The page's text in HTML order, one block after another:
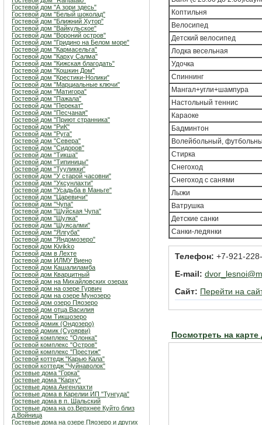
Гостевой дом "А зори здесь"
Гостевой дом "Белый шоколад"
Гостевой дом "Ближний Хутор"
Гостевой дом "Вайкульское"
Гостевой дом "Вороний остров"
Гостевой дом "Гридино на Белом море"
Гостевой дом "Кармасельга"
Гостевой дом "Карху Салма"
Гостевой дом "Кижская благодать"
Гостевой дом "Кошкин Дом"
Гостевой дом "Крестики-Нолики"
Гостевой дом "Марциальные ключи"
Гостевой дом "Матигора"
Гостевой дом "Пажала"
Гостевой дом "Перекат"
Гостевой дом "Песчаная"
Гостевой дом "Приют странника"
Гостевой дом "РиК"
Гостевой дом "Руга"
Гостевой дом "Севера"
Гостевой дом "Сидоров"
Гостевой дом "Тикша"
Гостевой дом "Типиницы"
Гостевой дом "Тууликки"
Гостевой дом "У старой часовни"
Гостевой дом "Уксунлахти"
Гостевой дом "Усадьба в Маньге"
Гостевой дом "Царевичи"
Гостевой дом "Чупа"
Гостевой дом "Шуйская Чупа"
Гостевой дом "Шулка"
Гостевой дом "Шуясалми"
Гостевой дом "Ялгуба"
Гостевой дом "Яндомозеро"
Гостевой дом Kivikko
Гостевой дом в Лехте
Гостевой дом ИЛМУ Виено
Гостевой дом Кашалиламба
Гостевой дом Кварцитный
Гостевой дом на Михайловских озерах
Гостевой дом на озере Гурвич
Гостевой дом на озере Мунозеро
Гостевой дом озеро Пяозеро
Гостевой дом отца Василия
Гостевой дом Тикшозеро
Гостевой домик (Ондозеро)
Гостевой домик (Суоярви)
Гостевой комплекс "Олонка"
Гостевой комплекс "Остров"
Гостевой комплекс "Престиж"
Гостевой коттедж "Карью Кала"
Гостевой коттедж "Чуйнаволок"
Гостевые дома "Горка"
Гостевые дома "Карху"
Гостевые дома Ангенлахти
Гостевые дома в Карелии ИП "Тунгуда"
Гостевые дома в п. Шальский
Гостевые дома на оз.Верхнее Куйто близ
д.Войница
Гостевые дома на озере Пяозеро и других
Коптильня
Велосипед
Детский велосипед
Лодка весельная
Удочка
Спиннинг
Мангал+угли+шампура
Настольный теннис
Караоке
Бадминтон
Волейбольный,
Стирка
Снегоход
Снегоход с санями
Лыжи
Ватрушка
Детские санки
Санки-ледянки
Телефон: +7-921-
E-mail:
Сайт: Перейти на
Посмотреть на